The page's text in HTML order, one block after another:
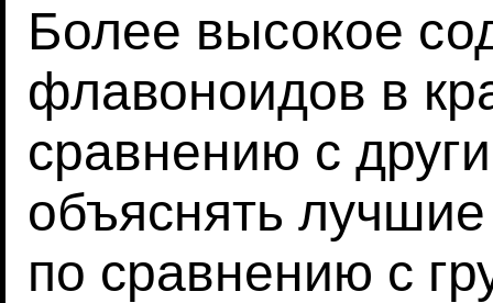
Более высокое
флавоноидов в
сравнению с
объяснять лучшие
по сравнению с